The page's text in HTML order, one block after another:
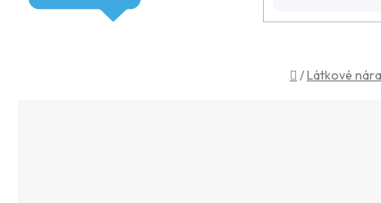
Domů
/Látkové